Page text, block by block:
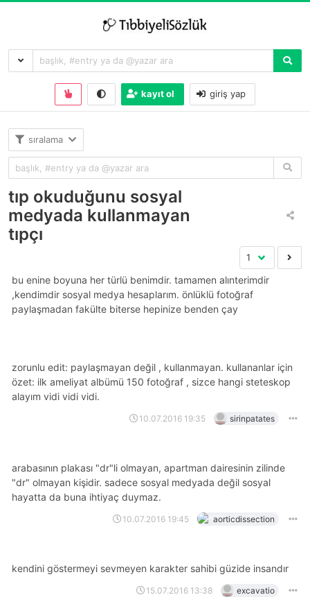
kayıt ol giriş yap
sıralama
tıp okuduğunu sosyal
medyada kullanmayan
tıpçı
bu enine boyuna her türlü benimdir. tamamen alınterimdir
,kendimdir sosyal medya hesaplarım. önlüklü fotoğraf
paylaşmadan fakülte biterse hepinize benden çay
zorunlu edit: paylaşmayan değil , kullanmayan. kullananlar için
özet: ilk ameliyat albümü 150 fotoğraf , sizce hangi steteskop
alayım vidi vidi vidi.
10.07.2016 19:35 sirinpatates
arabasının plakası "dr"li olmayan, apartman dairesinin zilinde
"dr" olmayan kişidir. sadece sosyal medyada değil sosyal
hayatta da buna ihtiyaç duymaz.
10.07.2016 19:45 aorticdissection
kendini göstermeyi sevmeyen karakter sahibi güzide insandır
15.07.2016 13:38 excavatio